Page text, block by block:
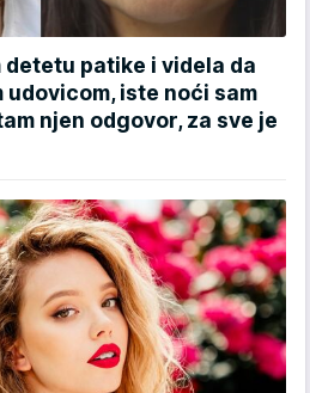
detetu patike i videla da
udovicom, iste noći sam
njen odgovor, za sve je